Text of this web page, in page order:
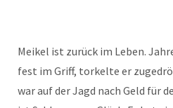
Meikel ist zurück im Leben.
fest im Griff, torkelte er
war auf der Jagd nach Geld für